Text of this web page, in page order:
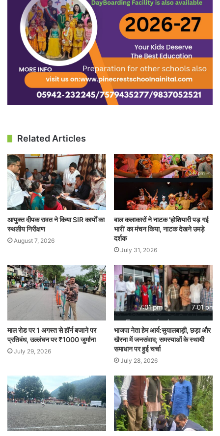
Related Articles
आयुक्त दीपक रावत ने किया SIR कार्यों का
स्थलीय निरीक्षण
August 7, 2026
बाल कलाकारों ने नाटक ‘होशियारी पड़ गई
भारी’ का मंचन किया, नाटक देखने उमड़े
दर्शक
July 31, 2026
माल रोड पर 1 अगस्त से हॉर्न बजाने पर
प्रतिबंध, उल्लंघन पर ₹1000 जुर्माना
July 29, 2026
भाजपा नेता हेम आर्य:सुयालबाड़ी, छड़ा और
खैरना में जनसंवाद; समस्याओं के स्थायी
समाधान पर हुई चर्चा
July 28, 2026